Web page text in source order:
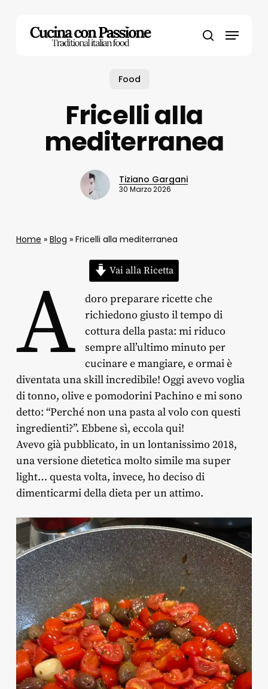
search
Menu
Food
Fricelli alla
mediterranea
Tiziano Gargani
30 Marzo 2026
Home » Blog » Fricelli alla mediterranea
Vai alla Ricetta
A
doro preparare ricette che
richiedono giusto il tempo di
cottura della pasta: mi riduco
sempre all’ultimo minuto per
cucinare e mangiare, e ormai è
diventata una skill incredibile! Oggi avevo voglia
di tonno, olive e pomodorini Pachino e mi sono
detto: “Perché non una pasta al volo con questi
ingredienti?”. Ebbene sì, eccola qui!
Avevo già pubblicato, in un lontanissimo 2018,
una versione dietetica molto simile ma super
light… questa volta, invece, ho deciso di
dimenticarmi della dieta per un attimo.